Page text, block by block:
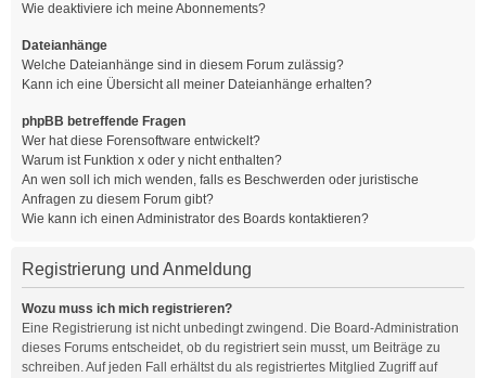
Wie deaktiviere ich meine Abonnements?
Dateianhänge
Welche Dateianhänge sind in diesem Forum zulässig?
Kann ich eine Übersicht all meiner Dateianhänge erhalten?
phpBB betreffende Fragen
Wer hat diese Forensoftware entwickelt?
Warum ist Funktion x oder y nicht enthalten?
An wen soll ich mich wenden, falls es Beschwerden oder juristische
Anfragen zu diesem Forum gibt?
Wie kann ich einen Administrator des Boards kontaktieren?
Registrierung und Anmeldung
Wozu muss ich mich registrieren?
Eine Registrierung ist nicht unbedingt zwingend. Die Board-Administration
dieses Forums entscheidet, ob du registriert sein musst, um Beiträge zu
schreiben. Auf jeden Fall erhältst du als registriertes Mitglied Zugriff auf